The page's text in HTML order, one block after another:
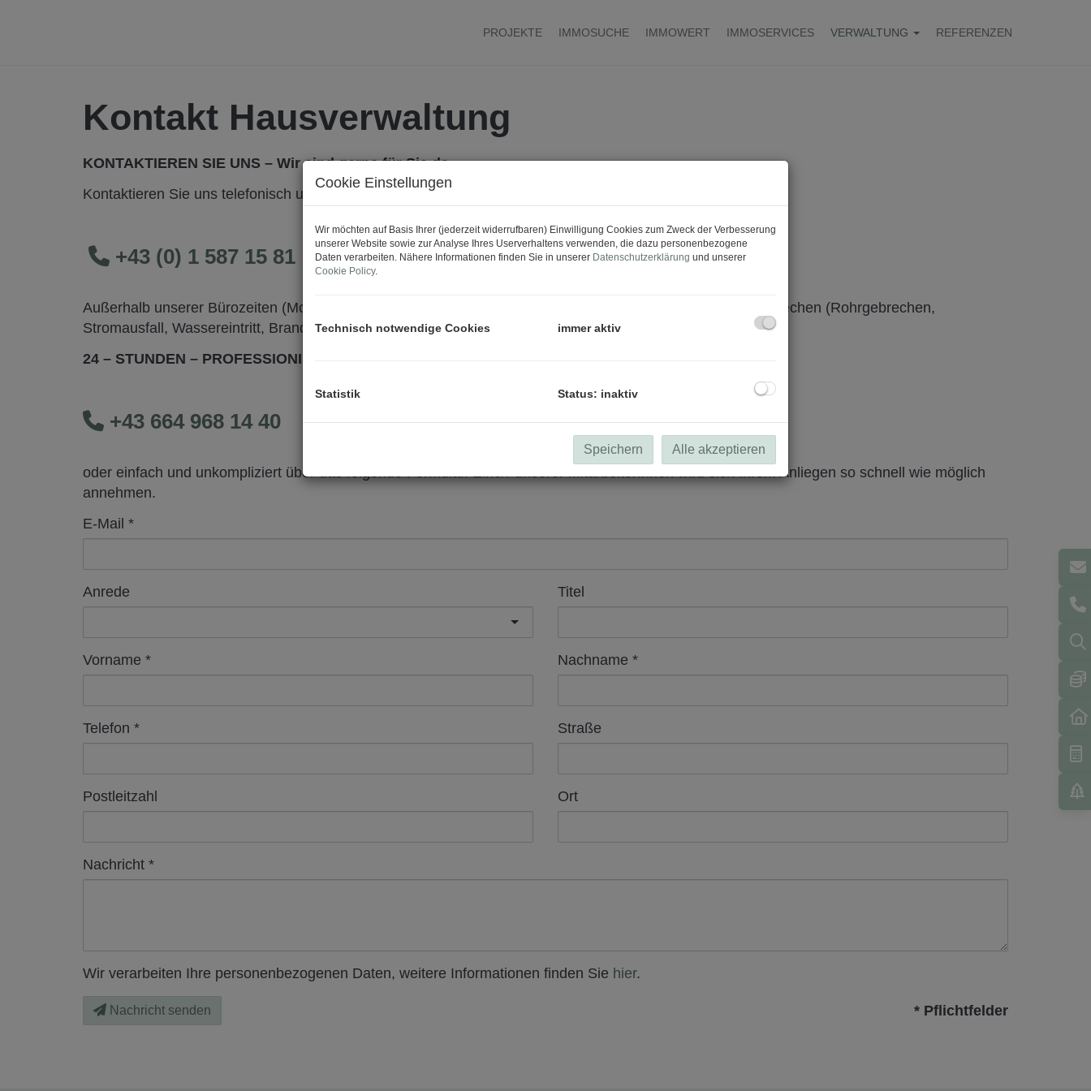
PROJEKTE IMMOSUCHE IMMOWERT IMMOSERVICES VERWALTUNG REFERENZEN
Kontakt Hausverwaltung
KONTAKTIEREN SIE UNS – Wir sind gerne für Sie da.
Kontaktieren Sie uns telefonisch unter
+43 (0) 1 587 15 81
Außerhalb unserer Bürozeiten (Mo-Do 8-16h und Fr 8-12h) steht Ihnen für akut auftretende technische Gebrechen (Rohrgebrechen,
Stromausfall, Wassereintritt, Brandschaden, etc. ) unser Notruf zur Verfügung:
24 – STUNDEN – PROFESSIONISTEN – NOTRUF
+43 664 968 14 40
oder einfach und unkompliziert über das folgende Formular. Eine/r unserer MitarbeiterInnen wird sich Ihrem Anliegen so schnell wie möglich
annehmen.
E-Mail
Anrede Titel
Vorname Nachname
Telefon Straße
Postleitzahl Ort
Nachricht
Wir verarbeiten Ihre personenbezogenen Daten, weitere Informationen finden Sie hier.
Nachricht senden * Pflichtfelder
Cookie Einstellungen
Wir möchten auf Basis Ihrer (jederzeit widerrufbaren) Einwilligung Cookies zum Zweck der Verbesserung
unserer Website sowie zur Analyse Ihres Userverhaltens verwenden, die dazu personenbezogene
Daten verarbeiten. Nähere Informationen finden Sie in unserer Datenschutzerklärung und unserer
Cookie Policy.
Technisch notwendige Cookies immer aktiv
Statistik Status: inaktiv
Speichern Alle akzeptieren